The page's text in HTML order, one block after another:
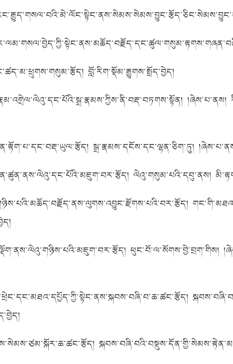
བློ་རིག་སྡོམ་རྒྱུགས་སྤྲོད་བྱེད།
སྒྲ་རྣམས་དངོས་དང་ལྷན་ཅིག་ཏུ།
ལེའུ་གསུམ་པའི་དབུ་ནས།
ཕུང་བོ་ལ་སོགས་བྱེ་བྲག་གིས།